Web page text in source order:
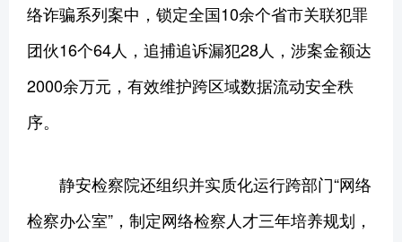
络诈骗系列案中，锁定全国10余个省市关联犯罪
团伙16个64人，追捕追诉漏犯28人，涉案金额达
2000余万元，有效维护跨区域数据流动安全秩
序。
静安检察院还组织并实质化运行跨部门“网络
检察办公室”，制定网络检察人才三年培养规划，